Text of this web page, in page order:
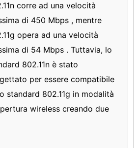
corre ad una velocità
di 450 Mbps , mentre
opera ad una velocità
di 54 Mbps . Tuttavia, lo
802.11n è stato
per essere compatibile
standard 802.11g in modalità
wireless creando due